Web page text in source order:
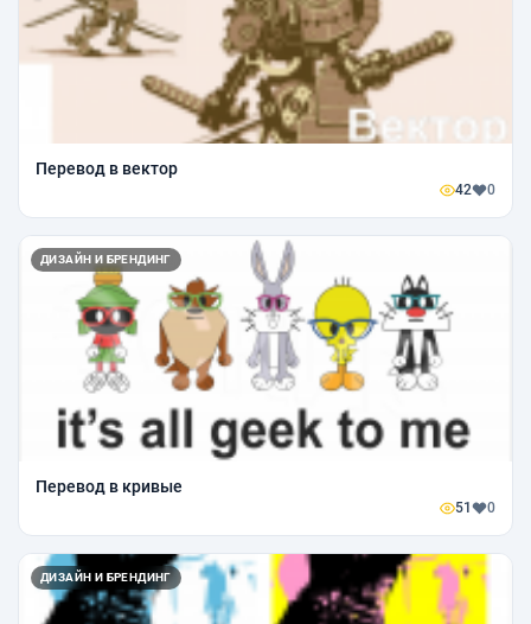
Перевод в вектор
42 0
ДИЗАЙН И БРЕНДИНГ
Перевод в кривые
51 0
ДИЗАЙН И БРЕНДИНГ